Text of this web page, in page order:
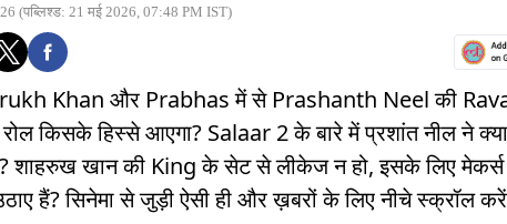
(पब्लिश्ड: 21 मई 2026, 07:48 PM IST)
Khan और Prabhas में से Prashanth Neel की
किसके हिस्से आएगा? Salaar 2 के बारे में प्रशांत नील ने
शाहरुख खान की King के सेट से लीकेज न हो, इसके लिए मेकर्स
हैं? सिनेमा से जुड़ी ऐसी ही और ख़बरों के लिए नीचे स्क्रॉल